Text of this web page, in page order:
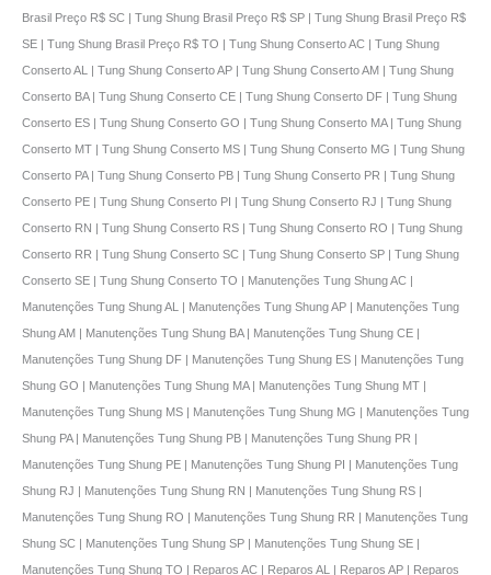
Brasil Preço R$ SC | Tung Shung Brasil Preço R$ SP | Tung Shung Brasil Preço R$
SE | Tung Shung Brasil Preço R$ TO | Tung Shung Conserto AC | Tung Shung
Conserto AL | Tung Shung Conserto AP | Tung Shung Conserto AM | Tung Shung
Conserto BA | Tung Shung Conserto CE | Tung Shung Conserto DF | Tung Shung
Conserto ES | Tung Shung Conserto GO | Tung Shung Conserto MA | Tung Shung
Conserto MT | Tung Shung Conserto MS | Tung Shung Conserto MG | Tung Shung
Conserto PA | Tung Shung Conserto PB | Tung Shung Conserto PR | Tung Shung
Conserto PE | Tung Shung Conserto PI | Tung Shung Conserto RJ | Tung Shung
Conserto RN | Tung Shung Conserto RS | Tung Shung Conserto RO | Tung Shung
Conserto RR | Tung Shung Conserto SC | Tung Shung Conserto SP | Tung Shung
Conserto SE | Tung Shung Conserto TO | Manutenções Tung Shung AC |
Manutenções Tung Shung AL | Manutenções Tung Shung AP | Manutenções Tung
Shung AM | Manutenções Tung Shung BA | Manutenções Tung Shung CE |
Manutenções Tung Shung DF | Manutenções Tung Shung ES | Manutenções Tung
Shung GO | Manutenções Tung Shung MA | Manutenções Tung Shung MT |
Manutenções Tung Shung MS | Manutenções Tung Shung MG | Manutenções Tung
Shung PA | Manutenções Tung Shung PB | Manutenções Tung Shung PR |
Manutenções Tung Shung PE | Manutenções Tung Shung PI | Manutenções Tung
Shung RJ | Manutenções Tung Shung RN | Manutenções Tung Shung RS |
Manutenções Tung Shung RO | Manutenções Tung Shung RR | Manutenções Tung
Shung SC | Manutenções Tung Shung SP | Manutenções Tung Shung SE |
Manutenções Tung Shung TO | Reparos AC | Reparos AL | Reparos AP | Reparos